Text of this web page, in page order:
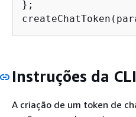
};
Instruções da CLI
A criação de um token de